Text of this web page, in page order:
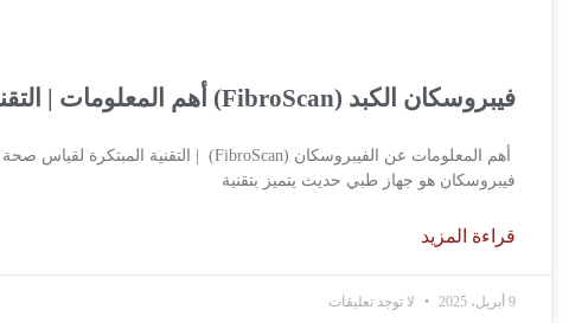
فيبروسكان الكبد (FibroScan) أهم المعلومات | التقنية المبتكرة لقياس صحة الكبد بدقة وفعالية
فيبروسكان هو جهاز طبي حديث يتميز بتقنية
قراءة المزيد
9 أبريل، 2025 لا توجد تعليقات